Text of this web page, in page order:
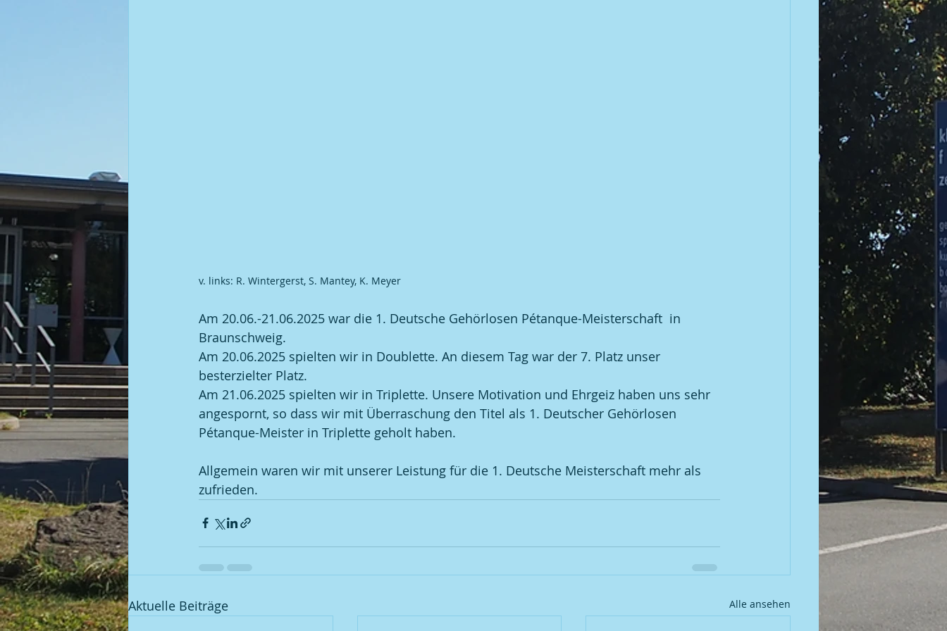
v. links: R. Wintergerst, S. Mantey, K. Meyer
Am 20.06.-21.06.2025 war die 1. Deutsche Gehörlosen Pétanque-Meisterschaft  in
Braunschweig.
Am 20.06.2025 spielten wir in Doublette. An diesem Tag war der 7. Platz unser
besterzielter Platz.
Am 21.06.2025 spielten wir in Triplette. Unsere Motivation und Ehrgeiz haben uns sehr
angespornt, so dass wir mit Überraschung den Titel als 1. Deutscher Gehörlosen
Pétanque-Meister in Triplette geholt haben.
Allgemein waren wir mit unserer Leistung für die 1. Deutsche Meisterschaft mehr als
zufrieden.
Aktuelle Beiträge Alle ansehen